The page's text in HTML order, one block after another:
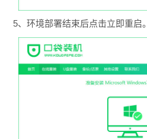
5、环境部署结束后点击立即重启。